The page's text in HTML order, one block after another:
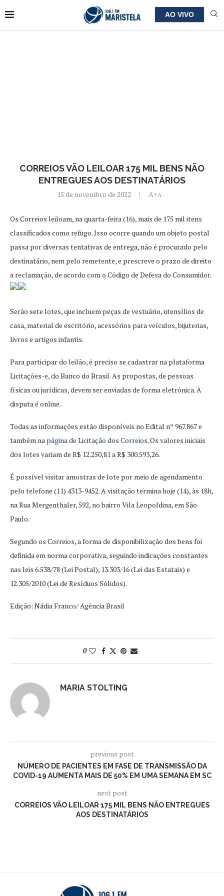
AO VIVO
CORREIOS VÃO LEILOAR 175 MIL BENS NÃO
ENTREGUES AOS DESTINATÁRIOS
15 de novembro de 2022 A+A-
Os Correios leiloam, na quarta-feira (16), mais de 175 mil itens
classificados como refugo. Isso ocorre quando um objeto postal
passa por diversas tentativas de entrega, não é procurado pelo
destinatário, nem pelo remetente, e prescreve o prazo de direito
a reclamação, de acordo com o Código de Defesa do Consumidor.
Serão sete lotes, que incluem peças de vestuário, utensílios de
casa, material de escritório, acessórios para veículos, bijuterias,
livros e artigos infantis.
Para participar do leilão, é preciso se cadastrar na plataforma
Licitações-e, do Banco do Brasil. As propostas, de pessoas
físicas ou jurídicas, devem ser enviadas de forma eletrônica. A
disputa é online.
Todas as informações estão disponíveis no Edital nº 967.867 e
também na página de Licitação dos Correios. Os valores iniciais
dos lotes variam de R$ 12.250,81 a R$ 300.593,26.
É possível visitar amostras de lote por meio de agendamento
pelo telefone (11) 4313-9452. A visitação termina hoje (14), às 18h,
na Rua Mergenthaler, 592, no bairro Vila Leopoldina, em São
Paulo.
Segundo os Correios, a forma de disponibilização dos bens foi
definida em norma corporativa, seguindo indicações constantes
nas leis 6.538/78 (Lei Postal), 13.303/16 (Lei das Estatais) e
12.305/2010 (Lei de Resíduos Sólidos).
Edição: Nádia Franco/ Agência Brasil
0
MARIA STOLTING
previous post
NÚMERO DE PACIENTES EM FASE DE TRANSMISSÃO DA
COVID-19 AUMENTA MAIS DE 50% EM UMA SEMANA EM SC
next post
CORREIOS VÃO LEILOAR 175 MIL BENS NÃO ENTREGUES
AOS DESTINATÁRIOS